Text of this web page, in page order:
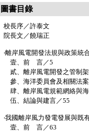
圖書目錄
校長序／許泰文
院長文／饒瑞正
‧離岸風電開發法規與政策
壹、前 言／5
貳、離岸風電開發之管制
參、海洋委員會及相關法
肆、離岸風電規範網絡與
伍、結論與建言／55
‧我國離岸風力發電發展與既
壹、前 言／63